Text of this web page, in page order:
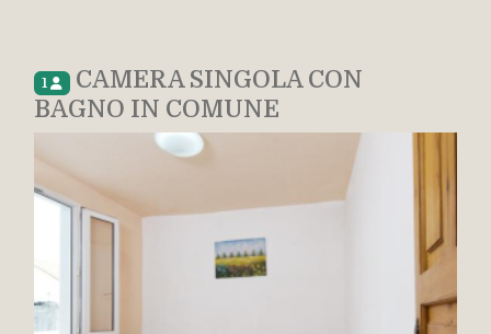
1
CAMERA SINGOLA CON
BAGNO IN COMUNE